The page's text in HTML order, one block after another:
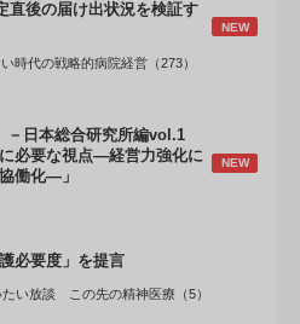
直後の届け出状況を検証す
NEW
時代の戦略的病院経営（273）
－日本総合研究所編vol.1
に必要な視点―経営力強化に
働化―」
NEW
必要度」を提言
い放談 この先の精神医療（5）